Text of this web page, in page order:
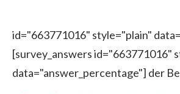
id="663771016" style="plain"
[survey_answers id="663771016"
data="answer_percentage"] der